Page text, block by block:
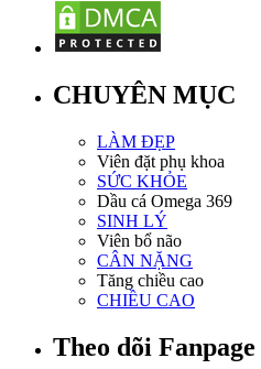
CHUYÊN MỤC
LÀM ĐẸP
Viên đặt phụ khoa
SỨC KHỎE
Dầu cá Omega 369
SINH LÝ
Viên bổ não
CÂN NẶNG
Tăng chiều cao
CHIỀU CAO
Theo dõi Fanpage